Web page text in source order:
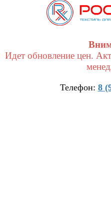
Идет обновление цен.
Телефон: 8